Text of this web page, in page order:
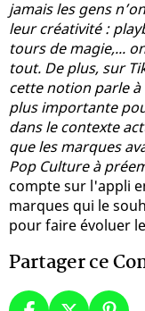
jamais les gens
leur créativité :
tours de magie,...
tout. De plus, sur
cette notion parle
plus importante
dans le contexte
que les marques
Pop Culture à
compte sur l'appli
marques qui le
pour faire évoluer
Partager ce